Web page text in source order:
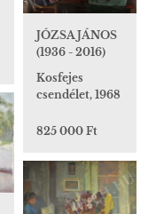
JÓZSA JÁNOS
(1936 - 2016)
Kosfejes
csendélet, 1968
825 000 Ft